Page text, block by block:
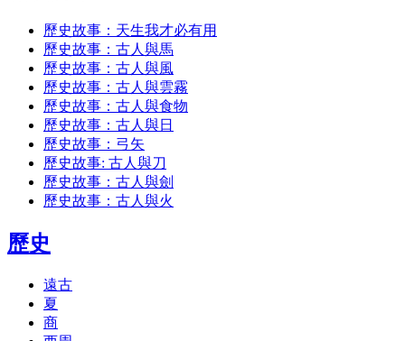
歷史故事：天生我才必有用
歷史故事：古人與馬
歷史故事：古人與風
歷史故事：古人與雲霧
歷史故事：古人與食物
歷史故事：古人與日
歷史故事：弓矢
歷史故事: 古人與刀
歷史故事：古人與劍
歷史故事：古人與火
歷史
遠古
夏
商